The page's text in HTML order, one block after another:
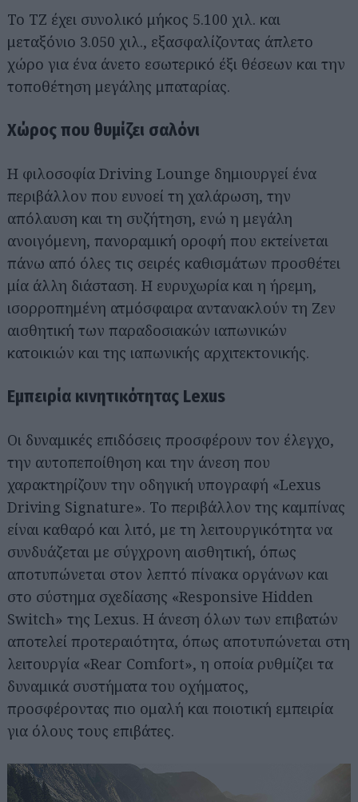
Το TZ έχει συνολικό μήκος 5.100 χιλ. και
μεταξόνιο 3.050 χιλ., εξασφαλίζοντας άπλετο
χώρο για ένα άνετο εσωτερικό έξι θέσεων και την
τοποθέτηση μεγάλης μπαταρίας.
Χώρος που θυμίζει σαλόνι
Η φιλοσοφία Driving Lounge δημιουργεί ένα
περιβάλλον που ευνοεί τη χαλάρωση, την
απόλαυση και τη συζήτηση, ενώ η μεγάλη
ανοιγόμενη, πανοραμική οροφή που εκτείνεται
πάνω από όλες τις σειρές καθισμάτων προσθέτει
μία άλλη διάσταση. Η ευρυχωρία και η ήρεμη,
ισορροπημένη ατμόσφαιρα αντανακλούν τη Ζεν
αισθητική των παραδοσιακών ιαπωνικών
κατοικιών και της ιαπωνικής αρχιτεκτονικής.
Εμπειρία κινητικότητας Lexus
Οι δυναμικές επιδόσεις προσφέρουν τον έλεγχο,
την αυτοπεποίθηση και την άνεση που
χαρακτηρίζουν την οδηγική υπογραφή «Lexus
Driving Signature». Το περιβάλλον της καμπίνας
είναι καθαρό και λιτό, με τη λειτουργικότητα να
συνδυάζεται με σύγχρονη αισθητική, όπως
αποτυπώνεται στον λεπτό πίνακα οργάνων και
στο σύστημα σχεδίασης «Responsive Hidden
Switch» της Lexus. Η άνεση όλων των επιβατών
αποτελεί προτεραιότητα, όπως αποτυπώνεται στη
λειτουργία «Rear Comfort», η οποία ρυθμίζει τα
δυναμικά συστήματα του οχήματος,
προσφέροντας πιο ομαλή και ποιοτική εμπειρία
για όλους τους επιβάτες.